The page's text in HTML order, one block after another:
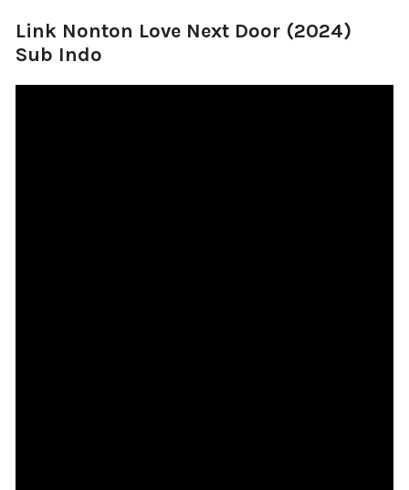
Link Nonton Love Next Door (2024)
Sub Indo